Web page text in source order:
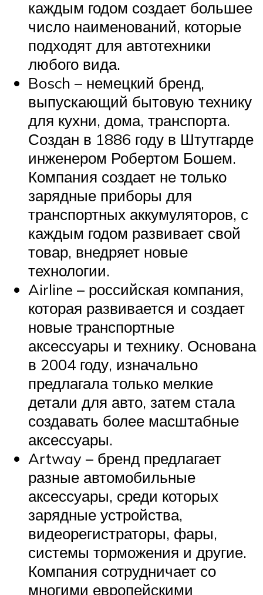
каждым годом создает большее
число наименований, которые
подходят для автотехники
любого вида.
Bosch – немецкий бренд,
выпускающий бытовую технику
для кухни, дома, транспорта.
Создан в 1886 году в Штутгарде
инженером Робертом Бошем.
Компания создает не только
зарядные приборы для
транспортных аккумуляторов, с
каждым годом развивает свой
товар, внедряет новые
технологии.
Airline – российская компания,
которая развивается и создает
новые транспортные
аксессуары и технику. Основана
в 2004 году, изначально
предлагала только мелкие
детали для авто, затем стала
создавать более масштабные
аксессуары.
Artway – бренд предлагает
разные автомобильные
аксессуары, среди которых
зарядные устройства,
видеорегистраторы, фары,
системы торможения и другие.
Компания сотрудничает со
многими европейскими